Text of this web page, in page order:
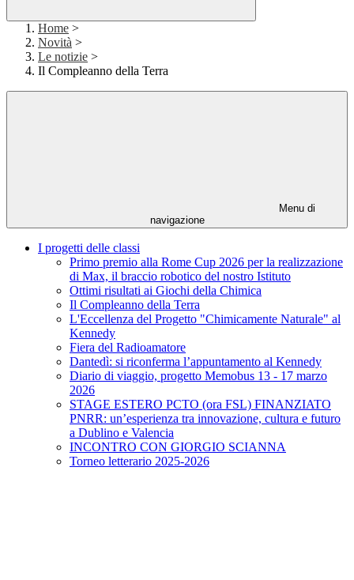
Home >
Novità >
Le notizie >
Il Compleanno della Terra
Menu di
navigazione
I progetti delle classi
Primo premio alla Rome Cup 2026 per la realizzazione
di Max, il braccio robotico del nostro Istituto
Ottimi risultati ai Giochi della Chimica
Il Compleanno della Terra
L'Eccellenza del Progetto "Chimicamente Naturale" al
Kennedy
Fiera del Radioamatore
Dantedì: si riconferma l’appuntamento al Kennedy
Diario di viaggio, progetto Memobus 13 - 17 marzo
2026
STAGE ESTERO PCTO (ora FSL) FINANZIATO
PNRR: un’esperienza tra innovazione, cultura e futuro
a Dublino e Valencia
INCONTRO CON GIORGIO SCIANNA
Torneo letterario 2025-2026